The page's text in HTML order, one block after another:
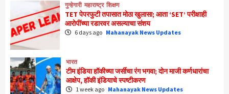
गुन्हेगारी महाराष्ट्र शिक्षण
TET पेपरफुटी तपासात मोठा खुलासा; आता ‘SET’ परीक्षाही
आरोपींच्या रडारवर असल्याचा संशय
6 days ago Mahanayak News Updates
भारत
टीम इंडिया हॉकीच्या जर्सीचा रंग भगवा; दोन माजी कर्णधारांचा
आक्षेप, हॉकी इंडियाचे स्पष्टीकरण
1 week ago Mahanayak News Updates